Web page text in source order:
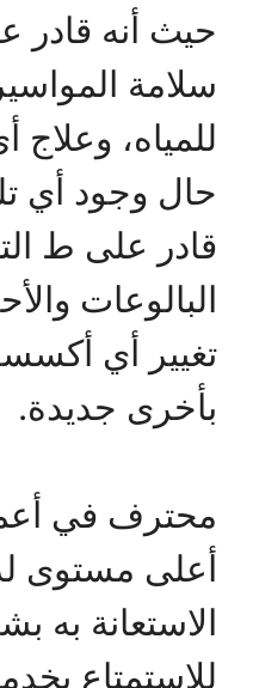
حيث أنه قادر
سلامة
للمياه،
حال وجود أي
قادر على ط
البالوعات
تغيير أي
بأخرى جديدة.
محترف في
أعلى مستوى
الاستعانة به
للاستمتاع